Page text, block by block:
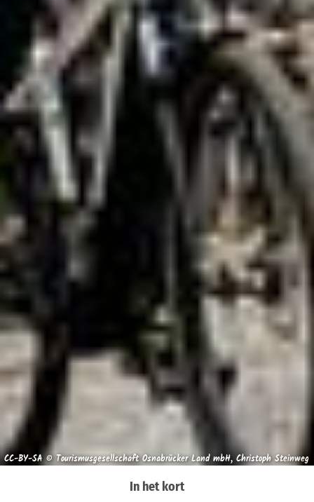
CC-BY-SA © Tourismusgesellschaft Osnabrücker Land mbH, Christoph Steinweg
In het kort